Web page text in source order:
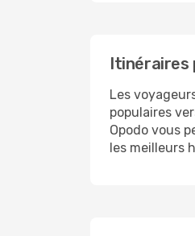
Itinéraires
Les
populaires
Opodo vous
les meilleurs